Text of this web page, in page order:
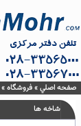
صفحه اصلي»فروشگاه»
شاخه ها